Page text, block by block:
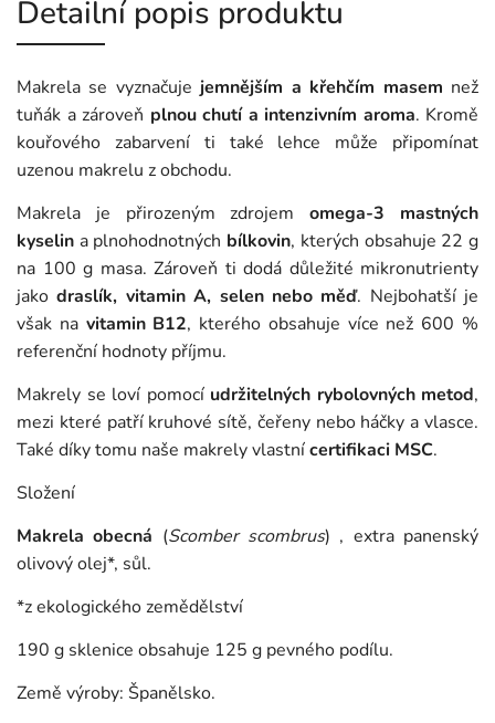
Detailní popis produktu
Makrela se vyznačujejemnějším a křehčím masem než
tuňák a zároveň plnou chutí a intenzivním aroma. Kromě
kouřového zabarvení ti také lehce může připomínat
uzenou makrelu z obchodu.
Makrela je přirozeným zdrojemomega‑3 mastných
kyselin a plnohodnotných bílkovin, kterých obsahuje 22 g
na 100 g masa. Zároveň ti dodá důležité mikronutrienty
jakodraslík, vitamin A, selen nebo měď. Nejbohatší je
však na vitamin B12, kterého obsahuje více než 600 %
referenční hodnoty příjmu.
Makrely se loví pomocí udržitelných rybolovných metod,
mezi které patří kruhové sítě, čeřeny nebo háčky a vlasce.
Také díky tomu naše makrely vlastnícertifikaci MSC.
Složení
Makrela obecná (Scomber scombrus) , extra panenský
olivový olej*, sůl.
*z ekologického zemědělství
190 g sklenice obsahuje 125 g pevného podílu.
Země výroby: Španělsko.